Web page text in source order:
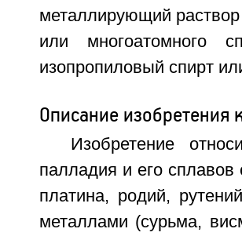
металлирующий раствор
или многоатомного
изопропиловый спирт
Описание изобретения
Изобретение
палладия и его
платина, родий,
металлами (сурьма,